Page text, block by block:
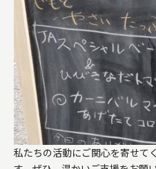
私たちの活動にご関心を寄せて